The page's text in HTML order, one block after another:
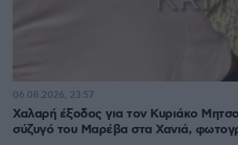
Χαλαρή έξοδος για τον Κυριάκο
σύζυγό του Μαρέβα στα Χανιά,
06.08.2026, 23:57